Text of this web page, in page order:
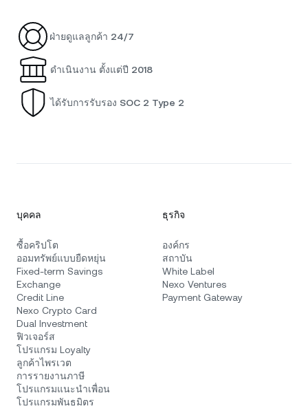
ฝ่ายดูแลลูกค้า 24/7
ดำเนินงาน ตั้งแต่ปี 2018
ได้รับการรับรอง SOC 2 Type 2
บุคคล
ซื้อคริปโต
ออมทรัพย์แบบยืดหยุ่น
Fixed-term Savings
Exchange
Credit Line
Nexo Crypto Card
Dual Investment
ฟิวเจอร์ส
โปรแกรม Loyalty
ลูกค้าไพรเวต
การรายงานภาษี
โปรแกรมแนะนำเพื่อน
โปรแกรมพันธมิตร
ธุรกิจ
องค์กร
สถาบัน
White Label
Nexo Ventures
Payment Gateway